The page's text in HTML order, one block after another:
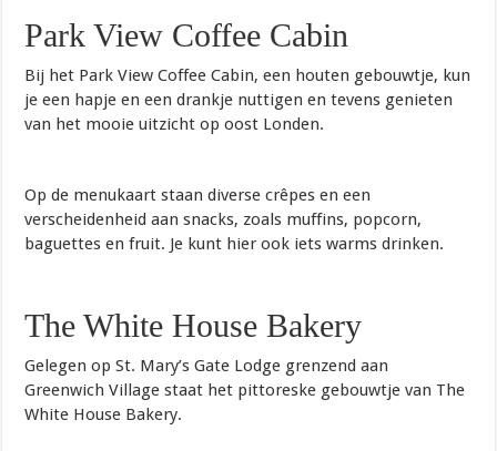
Park View Coffee Cabin
Bij het Park View Coffee Cabin, een houten gebouwtje, kun
je een hapje en een drankje nuttigen en tevens genieten
van het mooie uitzicht op oost Londen.
Op de menukaart staan diverse crêpes en een
verscheidenheid aan snacks, zoals muffins, popcorn,
baguettes en fruit. Je kunt hier ook iets warms drinken.
The White House Bakery
Gelegen op St. Mary’s Gate Lodge grenzend aan
Greenwich Village staat het pittoreske gebouwtje van The
White House Bakery.